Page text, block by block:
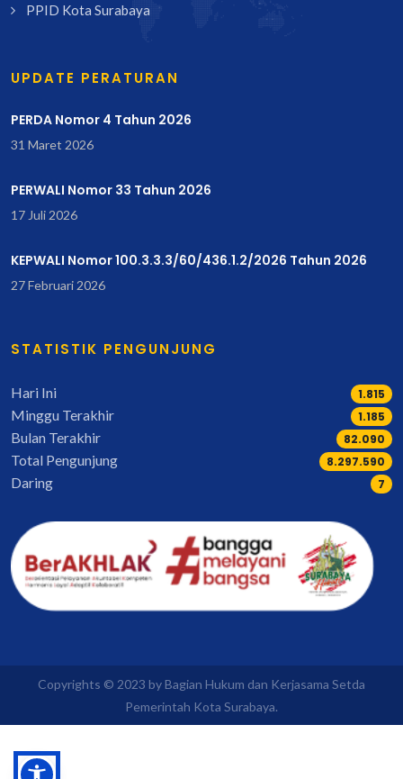
PPID Kota Surabaya
UPDATE PERATURAN
PERDA Nomor 4 Tahun 2026
31 Maret 2026
PERWALI Nomor 33 Tahun 2026
17 Juli 2026
KEPWALI Nomor 100.3.3.3/60/436.1.2/2026 Tahun 2026
27 Februari 2026
STATISTIK PENGUNJUNG
Hari Ini 1.815
Minggu Terakhir 1.306
Bulan Terakhir 91.200
Total Pengunjung 9.219.533
Daring 7
Copyrights © 2023 by Bagian Hukum dan Kerjasama Setda
Pemerintah Kota Surabaya.